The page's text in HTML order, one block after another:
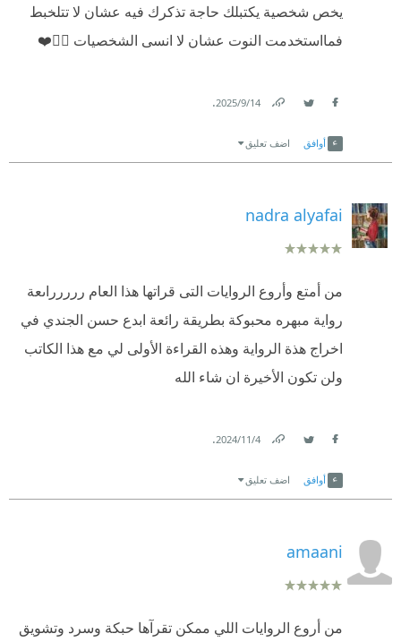
❞ (النهاية هي أمتع جزء في القصة، ونهايتي هي اللون
الرمادي، ألا تراه معي؟!) ❝
يخص شخصية يكتبلك حاجة تذكرك فيه عشان لا تتلخبط
فمااستخدمت النوت عشان لا انسى الشخصيات 👍🏽❤️
14‏/9‏/2025
.
أوافق اضف تعليق
nadra alyafai
من أمتع وأروع الروايات التى قراتها هذا العام ررررراىعة
رواية مبهره محبوكة بطريقة رائعة ابدع حسن الجندي في
اخراج هذة الرواية وهذه القراءة الأولى لي مع هذا الكاتب
ولن تكون الأخيرة ان شاء الله
4‏/11‏/2024
.
أوافق اضف تعليق
amaani
من أروع الروايات اللي ممكن تقرآها حبكة وسرد وتشويق